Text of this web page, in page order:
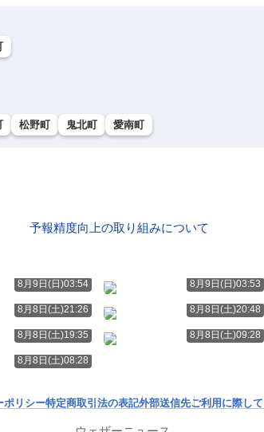
松野町 鬼北町 愛南町
予報精度向上の取り組みについて
8月9日(日)03:54 8月9日(日)03:53
8月8日(土)21:26 8月8日(土)20:48
8月8日(土)19:35 8月8日(土)09:28
8月8日(土)08:28
ポリシー特定商取引法の表記外部送信先ご利用に際して